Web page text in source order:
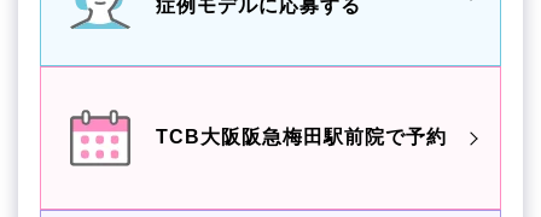
症例モデルに応募する
TCB大阪阪急梅田駅前院で予約